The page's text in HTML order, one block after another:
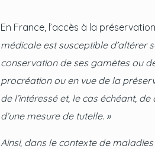
En France, l’accès à la
médicale est susceptible d’altérer
conservation de ses gamètesou
procréation ou en vue de la
de l’intéressé et, le cas échéant,
d’une mesure de tutelle. »
Ainsi, dans le contexte de